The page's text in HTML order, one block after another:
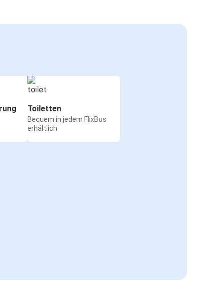
Toiletten
Bequem in jedem FlixBus
erhältlich